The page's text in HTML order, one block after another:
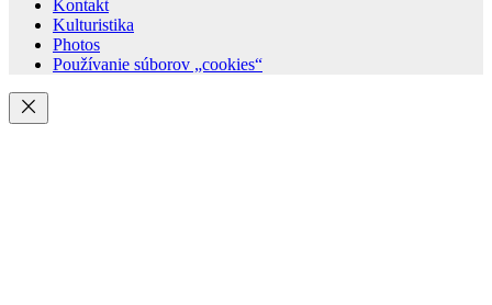
Kontakt
Kulturistika
Photos
Používanie súborov „cookies“